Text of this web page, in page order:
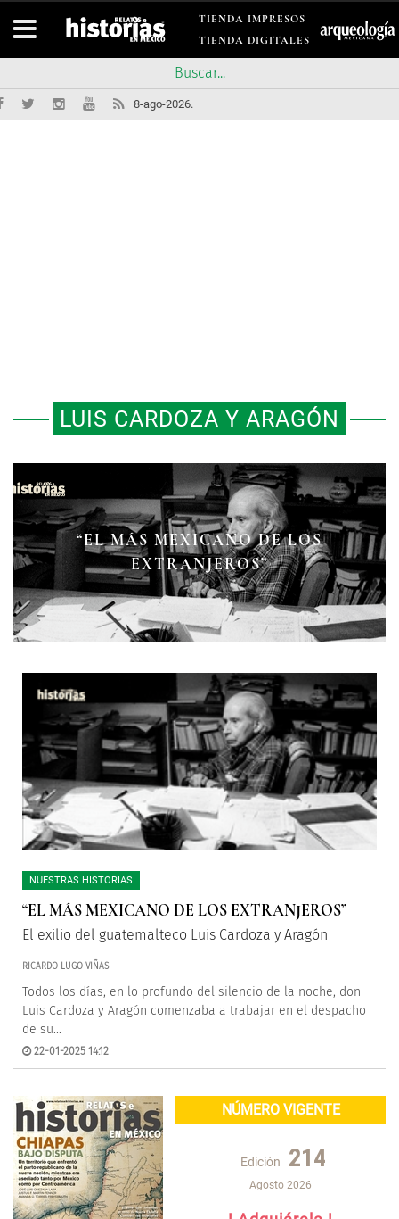
TIENDA IMPRESOS
TIENDA DIGITALES
8-ago-2026.
LUIS CARDOZA Y ARAGÓN
“EL MÁS MEXICANO DE LOS
EXTRANJEROS”
NUESTRAS HISTORIAS
“EL MÁS MEXICANO DE LOS EXTRANJEROS”
El exilio del guatemalteco Luis Cardoza y Aragón
RICARDO LUGO VIÑAS
Todos los días, en lo profundo del silencio de la noche, don
Luis Cardoza y Aragón comenzaba a trabajar en el despacho
de su...
22-01-2025 14:12
NÚMERO VIGENTE
Edición 214
Agosto 2026